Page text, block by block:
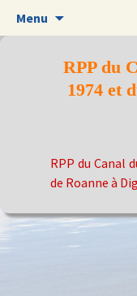
Menu
RPP du
1974 et
RPP du Canal
de Roanne à